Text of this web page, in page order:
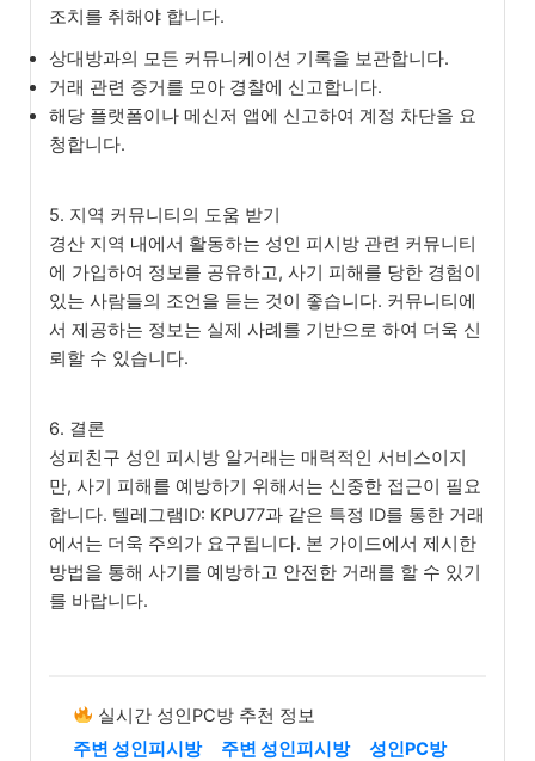
조치를 취해야 합니다.
상대방과의 모든 커뮤니케이션 기록을 보관합니다.
거래 관련 증거를 모아 경찰에 신고합니다.
해당 플랫폼이나 메신저 앱에 신고하여 계정 차단을 요
청합니다.
5. 지역 커뮤니티의 도움 받기
경산 지역 내에서 활동하는 성인 피시방 관련 커뮤니티
에 가입하여 정보를 공유하고, 사기 피해를 당한 경험이
있는 사람들의 조언을 듣는 것이 좋습니다. 커뮤니티에
서 제공하는 정보는 실제 사례를 기반으로 하여 더욱 신
뢰할 수 있습니다.
6. 결론
성피친구 성인 피시방 알거래는 매력적인 서비스이지
만, 사기 피해를 예방하기 위해서는 신중한 접근이 필요
합니다. 텔레그램ID: KPU77과 같은 특정 ID를 통한 거래
에서는 더욱 주의가 요구됩니다. 본 가이드에서 제시한
방법을 통해 사기를 예방하고 안전한 거래를 할 수 있기
를 바랍니다.
실시간 성인PC방 추천 정보
주변 성인피시방
주변 성인피시방
성인PC방